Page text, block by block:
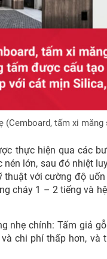
(Cemboard, tấm xi
thực hiện qua các
lớn, sau đó nhiệt
với cường độ
cháy 1 – 2 tiếng và
nhẹ chính: Tấm giả
chi phí thấp hơn,